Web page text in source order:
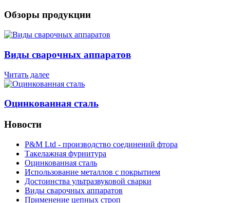
Обзоры продукции
Виды сварочных аппаратов
Читать далее
Оцинкованная сталь
Новости
P&M Ltd - производство соединений фтора
Такелажная фурнитура
Оцинкованная сталь
Использование металлов с покрытием
Достоинства ультразвуковой сварки
Виды сварочных аппаратов
Применение цепных строп